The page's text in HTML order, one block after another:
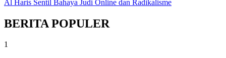
BERITA POPULER
1